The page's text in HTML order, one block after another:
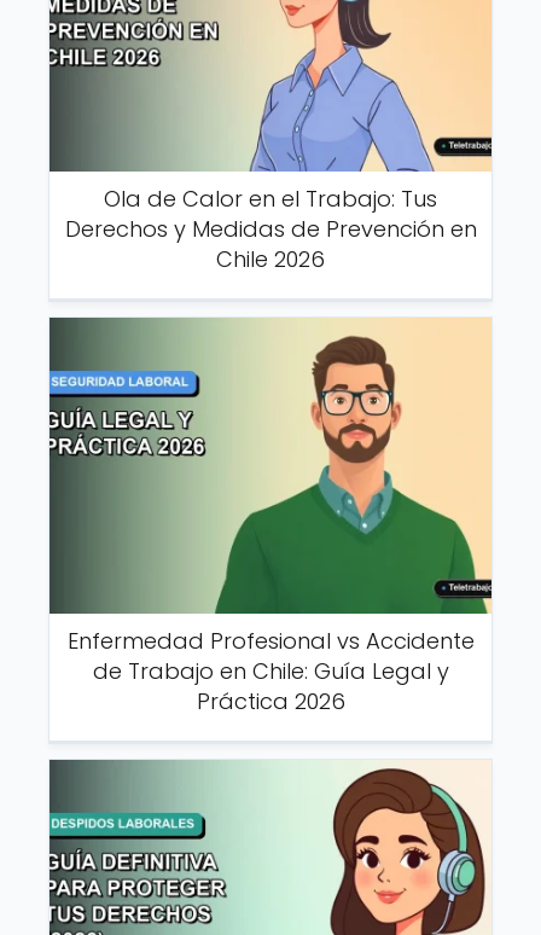
Ola de Calor en el Trabajo: Tus
Derechos y Medidas de Prevención en
Chile 2026
Enfermedad Profesional vs Accidente
de Trabajo en Chile: Guía Legal y
Práctica 2026